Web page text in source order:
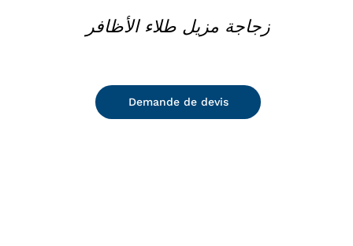
زجاجة مزيل طلاء الأظافر
Demande de devis